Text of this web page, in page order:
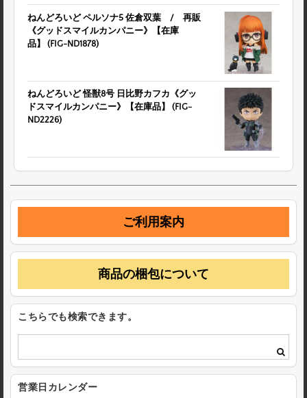
ねんどろいど ペルソナ5 佐倉双葉 / 再販
《グッドスマイルカンパニー》【在庫
品】 (FIG-ND1878)
ねんどろいど 怪獣8号 日比野カフカ《グッ
ドスマイルカンパニー》【在庫品】 (FIG-
ND2226)
ご利用案内
商品の梱包について
こちらでも検索できます。
営業日カレンダー